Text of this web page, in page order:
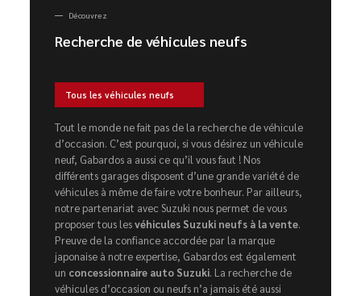
Découvrez
Recherche de véhicules neufs
Tous les véhicules neufs
Tout le monde ne fait pas de la recherche de véhicule
d’occasion. C’est pourquoi, si vous désirez un véhicule
neuf, Gabardos a aussi ce qu’il vous faut ! Nos
différents garages disposent d’une grande variété de
véhicules à même de faire votre bonheur. Par ailleurs,
notre partenariat avec Suzuki nous permet de vous
proposer tous lesvéhicules Suzuki neufs à la vente.
Preuve de la confiance accordée par la marque
japonaise à notre expertise, Gabardos est également
un concessionnaire auto Suzuki. La recherche de
véhicules d’occasion ou neufs n’a jamais été aussi